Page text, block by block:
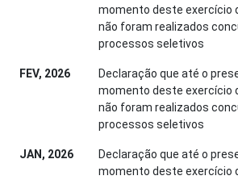
momento deste exercício
não foram realizados
processos seletivos
FEV, 2026
Declaração que até o
momento deste exercício
não foram realizados
processos seletivos
JAN, 2026
Declaração que até o
momento deste exercício